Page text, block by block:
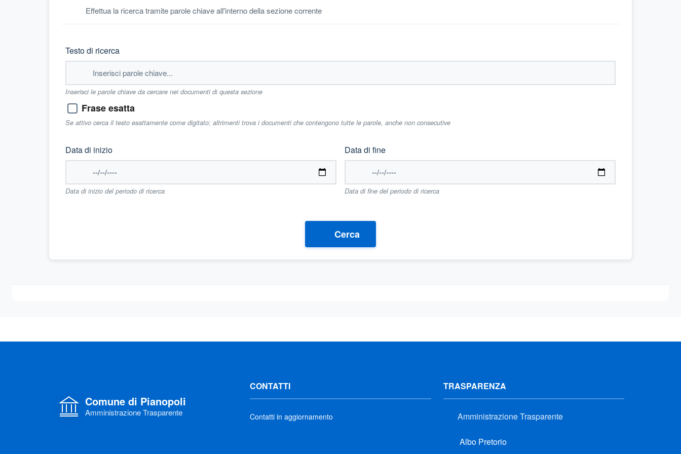
Effettua la ricerca tramite parole chiave all'interno della sezione corrente
Testo di ricerca
Inserisci le parole chiave da cercare nei documenti di questa sezione
Frase esatta
Se attivo cerca il testo esattamente come digitato; altrimenti trova i documenti che contengono tutte le parole, anche non consecutive
Data di inizio
Data di inizio del periodo di ricerca
Data di fine
Data di fine del periodo di ricerca
Cerca
Comune di Pianopoli
Amministrazione Trasparente
CONTATTI
Contatti in aggiornamento
TRASPARENZA
Amministrazione Trasparente
Albo Pretorio